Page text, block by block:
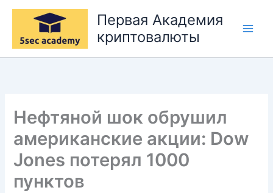
Перейти
содержимому
Первая Академия
криптовалюты
Нефтяной шок обрушил
американские акции: Dow
Jones потерял 1000
пунктов